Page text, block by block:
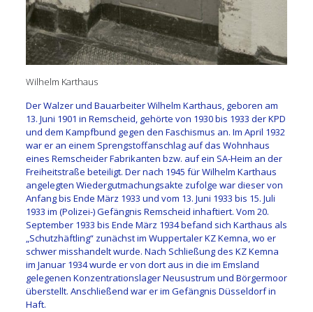
Wilhelm Karthaus
Der Walzer und Bauarbeiter Wilhelm Karthaus, geboren am
13. Juni 1901 in Remscheid, gehörte von 1930 bis 1933 der KPD
und dem Kampfbund gegen den Faschismus an. Im April 1932
war er an einem Sprengstoffanschlag auf das Wohnhaus
eines Remscheider Fabrikanten bzw. auf ein SA-Heim an der
Freiheitstraße beteiligt. Der nach 1945 für Wilhelm Karthaus
angelegten Wiedergutmachungsakte zufolge war dieser von
Anfang bis Ende März 1933 und vom 13. Juni 1933 bis 15. Juli
1933 im (Polizei-) Gefängnis Remscheid inhaftiert. Vom 20.
September 1933 bis Ende März 1934 befand sich Karthaus als
„Schutzhäftling“ zunächst im Wuppertaler KZ Kemna, wo er
schwer misshandelt wurde. Nach Schließung des KZ Kemna
im Januar 1934 wurde er von dort aus in die im Emsland
gelegenen Konzentrationslager Neusustrum und Börgermoor
überstellt. Anschließend war er im Gefängnis Düsseldorf in
Haft.